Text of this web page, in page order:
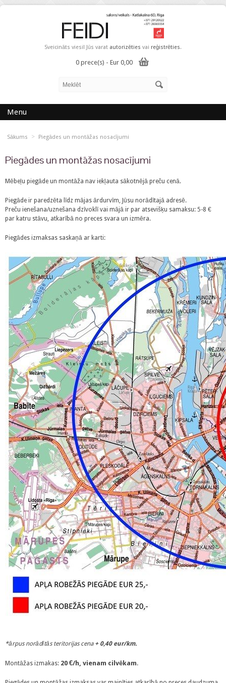
Sveicināts viesi! Jūs varat autorizēties vai reģistrēties.
0 prece(s) - Eur 0,00
Menu
Sākums > Piegādes un montāžas nosacījumi
Piegādes un montāžas nosacījumi
Mēbeļu piegāde un montāža nav iekļauta sākotnējā preču cenā.
Piegāde ir paredzēta līdz mājas ārdurvīm, Jūsu norādītajā adresē.
Preču ienešana/uznešana dzīvoklī vai mājā ir par atsevišķu samaksu: 5-8 €
par katru stāvu, atkarībā no preces svara un izmēra.
Piegādes izmaksas saskaņā ar karti:
*ārpus norādītās teritorijas cena + 0,40 eur/km.
Montāžas izmakas: 20 €/h, vienam cilvēkam.